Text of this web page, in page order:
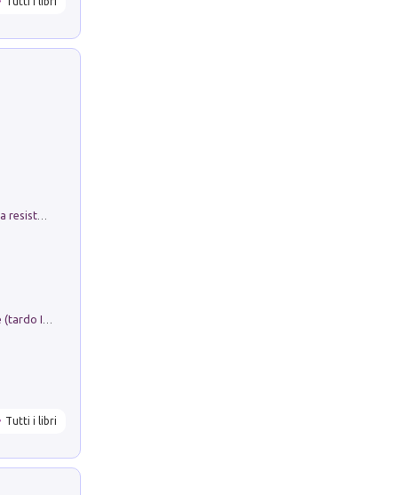
Memorial Santa Giulia. Sculture per la resistenza Monchio di Palagano
Tutti i libri